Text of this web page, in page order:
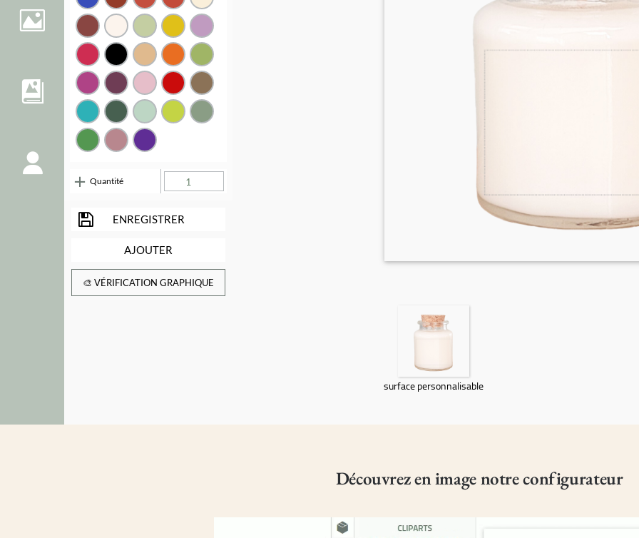
Quantité
ENREGISTRER
AJOUTER
🎨 VÉRIFICATION GRAPHIQUE
surface personnalisable
Découvrez en image notre configurateur